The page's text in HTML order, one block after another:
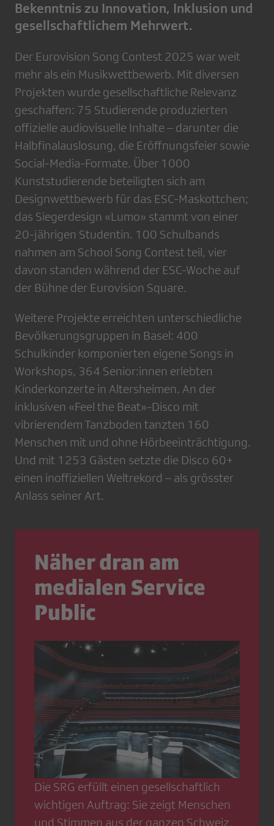
Bekenntnis zu Innovation, Inklusion und
gesellschaftlichem Mehrwert.
Der Eurovision Song Contest 2025 war weit
mehr als ein Musikwettbewerb. Mit diversen
Projekten wurde gesellschaftliche Relevanz
geschaffen: 75 Studierende produzierten
offizielle audiovisuelle Inhalte – darunter die
Halbfinalauslosung, die Eröffnungsfeier sowie
Social-Media-Formate. Über 1000
Kunststudierende beteiligten sich am
Designwettbewerb für das ESC-Maskottchen;
das Siegerdesign «Lumo» stammt von einer
20-jährigen Studentin. 100 Schulbands
nahmen am School Song Contest teil, vier
davon standen während der ESC-Woche auf
der Bühne der Eurovision Square.
Weitere Projekte erreichten unterschiedliche
Bevölkerungsgruppen in Basel: 400
Schulkinder komponierten eigene Songs in
Workshops, 364 Senior:innen erlebten
Kinderkonzerte in Altersheimen. An der
inklusiven «Feel the Beat»-Disco mit
vibrierendem Tanzboden tanzten 160
Menschen mit und ohne Hörbeeinträchtigung.
Und mit 1253 Gästen setzte die Disco 60+
einen inoffiziellen Weltrekord – als grösster
Anlass seiner Art.
Näher dran am
medialen Service
Public
Die SRG erfüllt einen gesellschaftlich
wichtigen Auftrag: Sie zeigt Menschen
und Stimmen aus der ganzen Schweiz,